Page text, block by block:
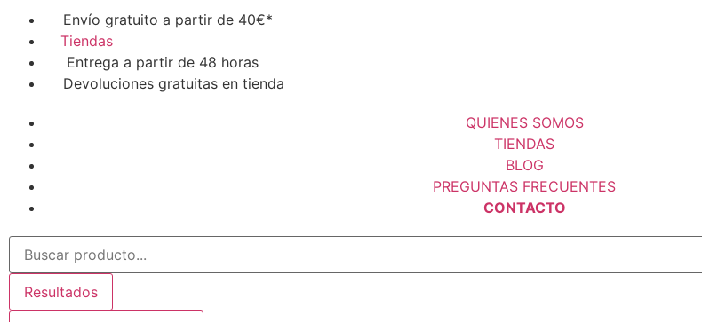
Envío gratuito a partir de 40€*
Tiendas
Entrega a partir de 48 horas
Devoluciones gratuitas en tienda
QUIENES SOMOS
TIENDAS
BLOG
PREGUNTAS FRECUENTES
CONTACTO
Resultados